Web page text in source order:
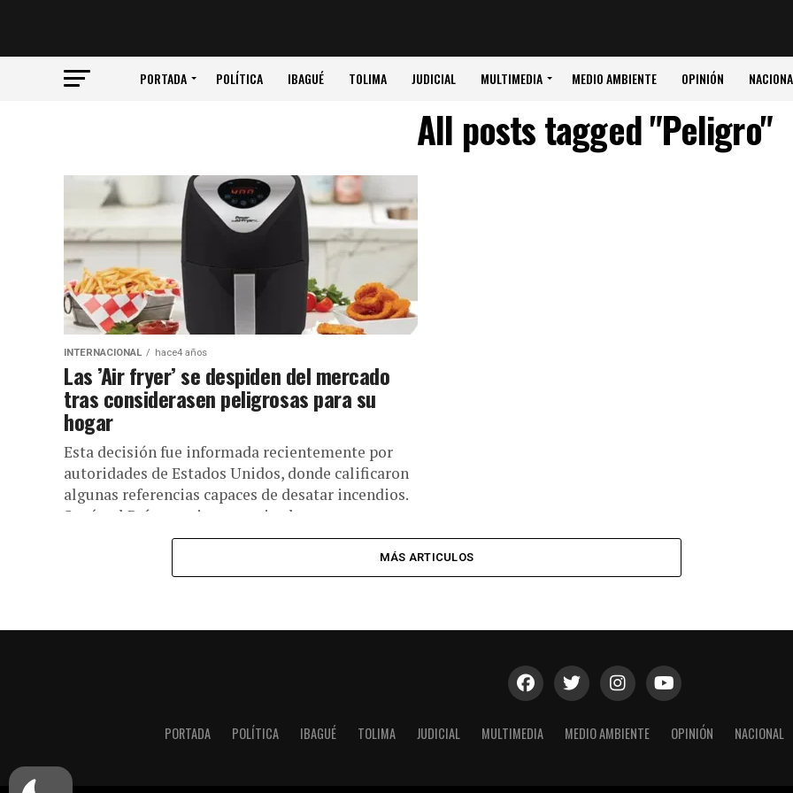
PORTADA POLÍTICA IBAGUÉ TOLIMA JUDICIAL MULTIMEDIA MEDIO AMBIENTE OPINIÓN
All posts tagged "Peligro"
INTERNACIONAL hace4 años
Las ’Air fryer’ se despiden del mercado
tras considerasen peligrosas para su
hogar
Esta decisión fue informada recientemente por
autoridades de Estados Unidos, donde calificaron
algunas referencias capaces de desatar incendios.
Según el País americano, varios hogares se
MÁS ARTICULOS
PORTADA POLÍTICA IBAGUÉ TOLIMA JUDICIAL MULTIMEDIA MEDIO AMBIENTE OPINIÓN NACIONAL